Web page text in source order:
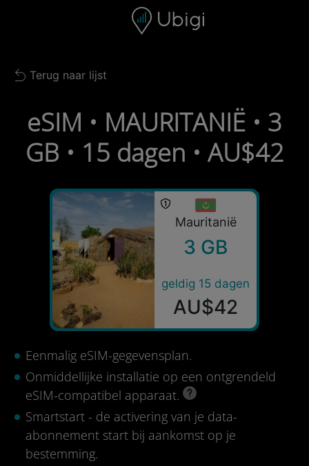
Navigatiebalk Voettekst
Back to list
Terug naar lijst
eSIM • MAURITANIË • 3
GB • 15 dagen • AU$42
Mauritanië
3 GB
geldig 15 dagen
AU$42
Eenmalig eSIM-gegevensplan.
Onmiddellijke installatie op een ontgrendeld
eSIM-compatibel apparaat.
Smartstart - de activering van je data-
abonnement start bij aankomst op je
bestemming.